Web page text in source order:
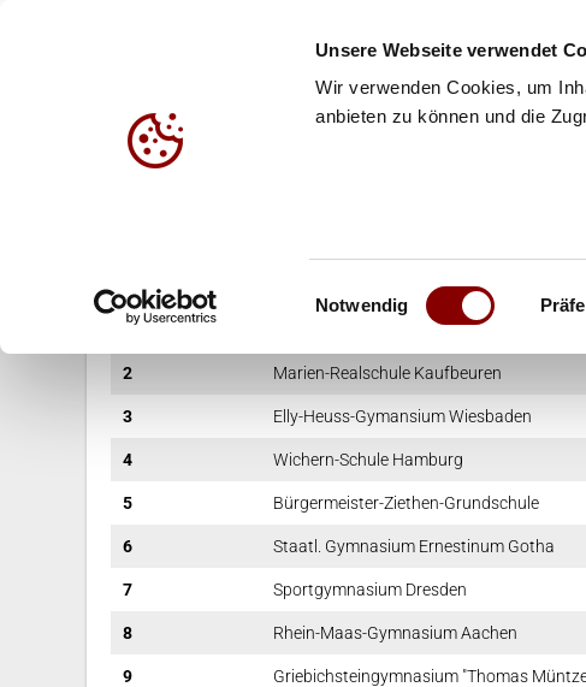
Unsere Webseite verwendet
Wir verwenden Cookies, um
anbieten zu können und die
Einwilligungsauswahl
Notwendig
Schule
Gymnasium Johanneum Loburg
2 Marien-Realschule Kaufbeuren
3 Elly-Heuss-Gymansium Wiesbaden
4 Wichern-Schule Hamburg
5 Bürgermeister-Ziethen-Grundschule
6 Staatl. Gymnasium Ernestinum Gotha
7 Sportgymnasium Dresden
8 Rhein-Maas-Gymnasium Aachen
9 Griebichsteingymnasium "Thomas